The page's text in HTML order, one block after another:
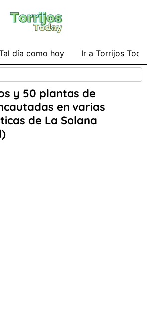
día como hoy Ir a Torrijos
y 50 plantas de
en varias
de La Solana